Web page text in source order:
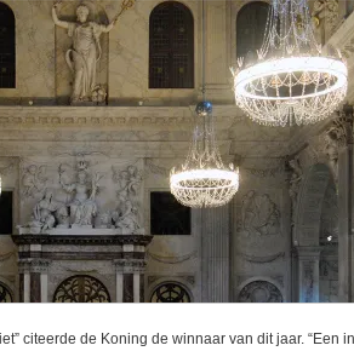
citeerde de Koning de winnaar van dit jaar. “Een